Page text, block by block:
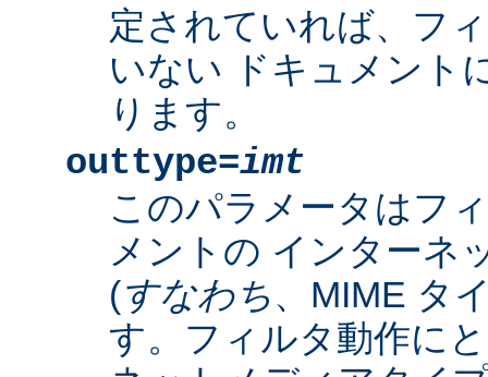
定されていれば、フ
いない ドキュメント
ります。
outtype=imt
このパラメータはフ
メントの インターネ
(すなわち、MIME タ
す。フィルタ動作に